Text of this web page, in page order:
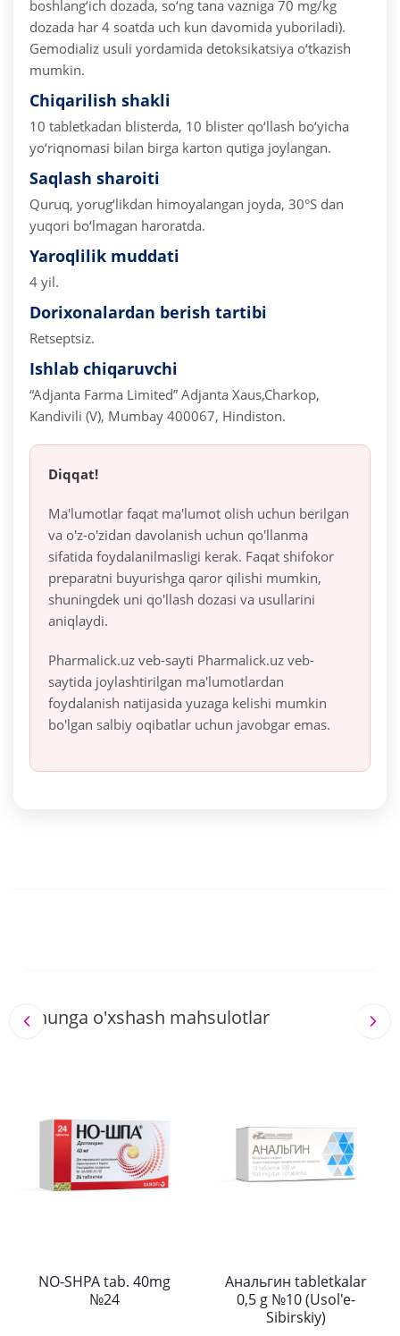
boshlang‘ich dozada, so‘ng tana vazniga 70 mg/kg
dozada har 4 soatda uch kun davomida yuboriladi).
Gemodializ usuli yordamida detoksikatsiya o‘tkazish
mumkin.
Chiqarilish shakli
10 tabletkadan blisterda, 10 blister qo‘llash bo‘yicha
yo‘riqnomasi bilan birga karton qutiga joylangan.
Saqlash sharoiti
Quruq, yorug‘likdan himoyalangan joyda, 30°S dan
yuqori bo‘lmagan haroratda.
Yaroqlilik muddati
4 yil.
Dorixonalardan berish tartibi
Retseptsiz.
Ishlab chiqaruvchi
“Adjanta Farma Limited” Adjanta Xaus,Charkop,
Kandivili (V), Mumbay 400067, Hindiston.
Diqqat!
Ma'lumotlar faqat ma'lumot olish uchun berilgan
va o'z-o'zidan davolanish uchun qo'llanma
sifatida foydalanilmasligi kerak. Faqat shifokor
preparatni buyurishga qaror qilishi mumkin,
shuningdek uni qo'llash dozasi va usullarini
aniqlaydi.
Pharmalick.uz veb-sayti Pharmalick.uz veb-
saytida joylashtirilgan ma'lumotlardan
foydalanish natijasida yuzaga kelishi mumkin
bo'lgan salbiy oqibatlar uchun javobgar emas.
Shunga o'xshash mahsulotlar
NO-SHPA tab. 40mg
№24
Анальгин tabletkalar
0,5 g №10 (Usol'e-
Sibirskiy)